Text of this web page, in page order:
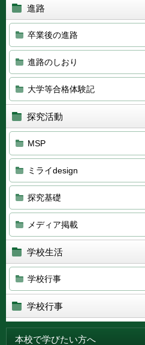
進路
卒業後の進路
進路のしおり
大学等合格体験記
探究活動
MSP
ミライdesign
探究基礎
メディア掲載
学校生活
学校行事
学校行事
本校で学びたい方へ